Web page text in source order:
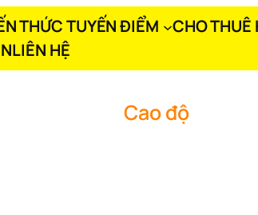
THỨC TUYẾN ĐIỂM
CHO THUÊ
LIÊN HỆ
Cao độ